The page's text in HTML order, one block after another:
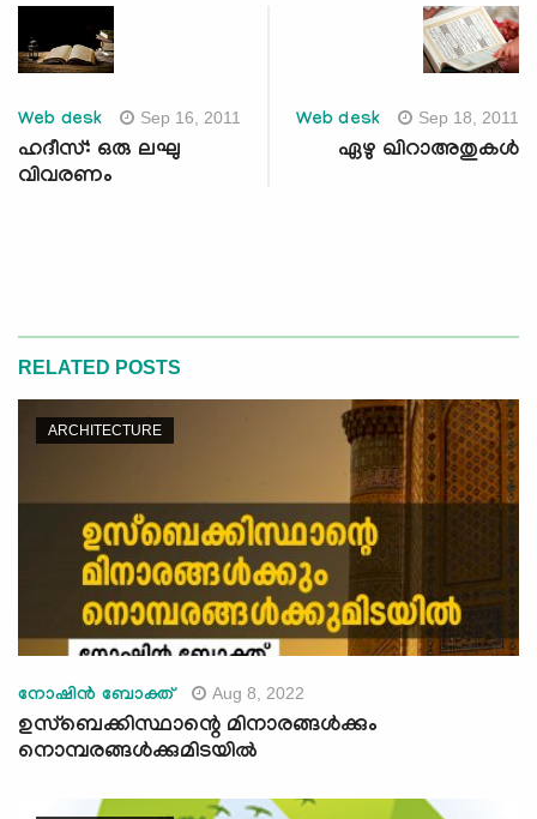
Web desk Sep 16, 2011
ഹദീസ്: ഒരു ലഘു
വിവരണം
Web desk Sep 18, 2011
ഏഴു ഖിറാഅതുകള്‍
RELATED POSTS
ARCHITECTURE
നോഷിൻ ബോക്ത് Aug 8, 2022
ഉസ്ബെക്കിസ്ഥാന്റെ മിനാരങ്ങൾക്കും
നൊമ്പരങ്ങൾക്കുമിടയിൽ